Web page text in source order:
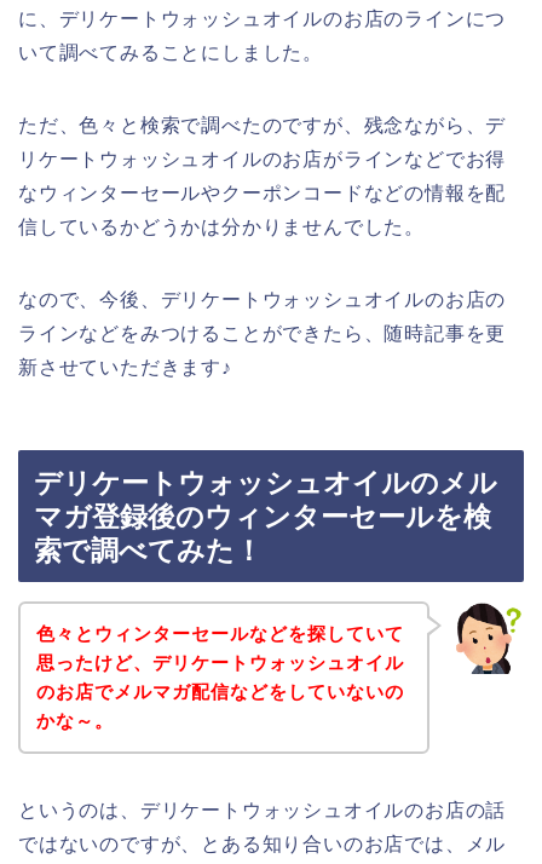
に、デリケートウォッシュオイルのお店のラインにつ
いて調べてみることにしました。
ただ、色々と検索で調べたのですが、残念ながら、デ
リケートウォッシュオイルのお店がラインなどでお得
なウィンターセールやクーポンコードなどの情報を配
信しているかどうかは分かりませんでした。
なので、今後、デリケートウォッシュオイルのお店の
ラインなどをみつけることができたら、随時記事を更
新させていただきます♪
デリケートウォッシュオイルのメル
マガ登録後のウィンターセールを検
索で調べてみた！
色々とウィンターセールなどを探していて
思ったけど、デリケートウォッシュオイル
のお店でメルマガ配信などをしていないの
かな～。
というのは、デリケートウォッシュオイルのお店の話
ではないのですが、とある知り合いのお店では、メル